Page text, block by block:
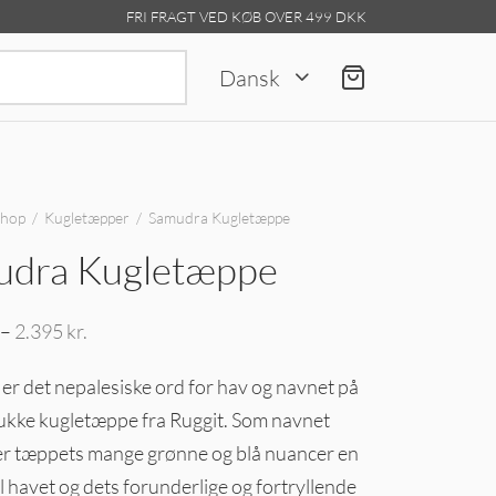
FRI FRAGT VED KØB OVER 499 DKK
efter:
Dansk
/ Kugletæpper / Samudra Kugletæppe
Kugletæppe
– 2.395 kr.
2.395 kr.
det nepalesiske ord for hav og navnet på
kugletæppe fra Ruggit. Som navnet
tæppets mange grønne og blå nuancer en
havet og dets forunderlige og fortryllende